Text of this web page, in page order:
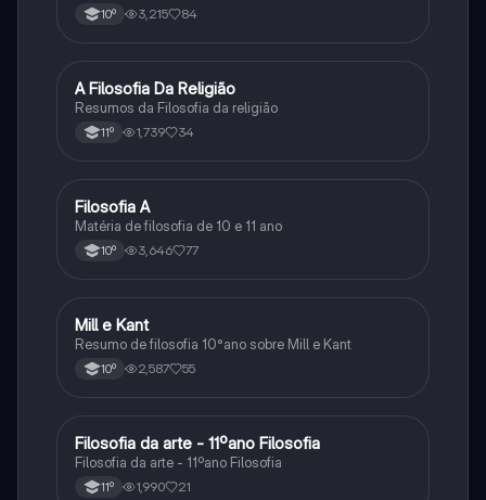
10º 3,215 84
Filosofia
A Filosofia Da Religião
Resumos da Filosofia da religião
11º 1,739 34
Filosofia
Filosofia A
Matéria de filosofia de 10 e 11 ano
10º 3,646 77
Filosofia
Mill e Kant
Resumo de filosofia 10°ano sobre Mill e Kant
10º 2,587 55
Filosofia
Filosofia da arte - 11ºano Filosofia
Filosofia da arte - 11ºano Filosofia
11º 1,990 21